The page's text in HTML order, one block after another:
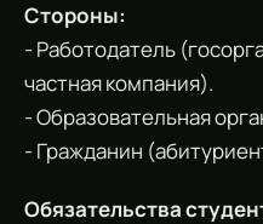
Стороны:
- Работодатель
частная компания).
- Образовательная
- Гражданин
Обязательства